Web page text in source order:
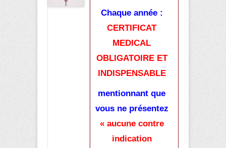
Chaque année :
CERTIFICAT
MEDICAL
OBLIGATOIRE ET
INDISPENSABLE
mentionnant que
vous ne présentez
« aucune contre
indication